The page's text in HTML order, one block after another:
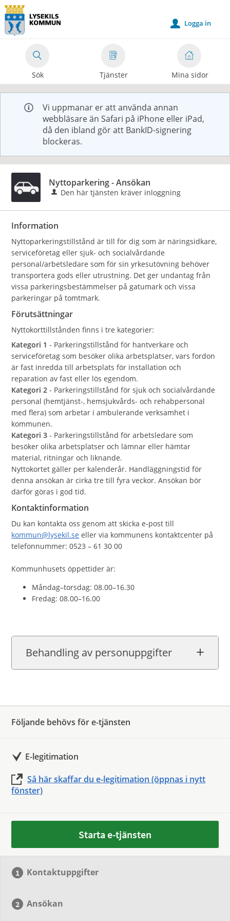
Välkommen
till
e-
tjänster
Lysekils
kommun
Sök Tjänster Mina sidor
u Logga in
Vi uppmanar er att använda annan
webbläsare än Safari på iPhone eller iPad,
då den ibland gör att BankID-signering
blockeras.
Nyttoparkering - Ansökan
Den här tjänsten kräver inloggning
Information
Nyttoparkeringstillstånd är till för dig som är näringsidkare,
serviceföretag eller sjuk- och socialvårdande
personal/arbetsledare som för sin yrkesutövning behöver
transportera gods eller utrustning. Det ger undantag från
vissa parkeringsbestämmelser på gatumark och vissa
parkeringar på tomtmark.
Förutsättningar
Nyttokorttillstånden finns i tre kategorier:
Kategori 1 - Parkeringstillstånd för hantverkare och
serviceföretag som besöker olika arbetsplatser, vars fordon
är fast inredda till arbetsplats för installation och
reparation av fast eller lös egendom.
Kategori 2 - Parkeringstillstånd för sjuk och socialvårdande
personal (hemtjänst-, hemsjukvårds- och rehabpersonal
med flera) som arbetar i ambulerande verksamhet i
kommunen.
Kategori 3 - Parkeringstillstånd för arbetsledare som
besöker olika arbetsplatser och lämnar eller hämtar
material, ritningar och liknande.
Nyttokortet gäller per kalenderår. Handläggningstid för
denna ansökan är cirka tre till fyra veckor. Ansökan bör
därför göras i god tid.
Kontaktinformation
Du kan kontakta oss genom att skicka e-post till
kommun@lysekil.se eller via kommunens kontaktcenter på
telefonnummer: 0523 – 61 30 00
Kommunhusets öppettider är:
Måndag–torsdag: 08.00–16.30
Fredag: 08.00–16.00
Behandling av personuppgifter
Följande behövs för e-tjänsten
E-legitimation
Så här skaffar du e-legitimation (öppnas i nytt
fönster)
Starta e-tjänsten
Kontaktuppgifter
Ansökan